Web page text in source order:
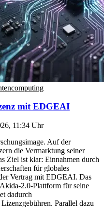
mit EDGEAI
11:34 Uhr
Auf der
die Vermarktung seiner
Ziel ist klar: Einnahmen durch
für globales
Vertrag mit EDGEAI. Das
2.0-Plattform für seine
dadurch
Parallel dazu